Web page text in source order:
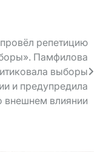
репетицию
Памфилова
выборы
и предупредила
внешнем влиянии